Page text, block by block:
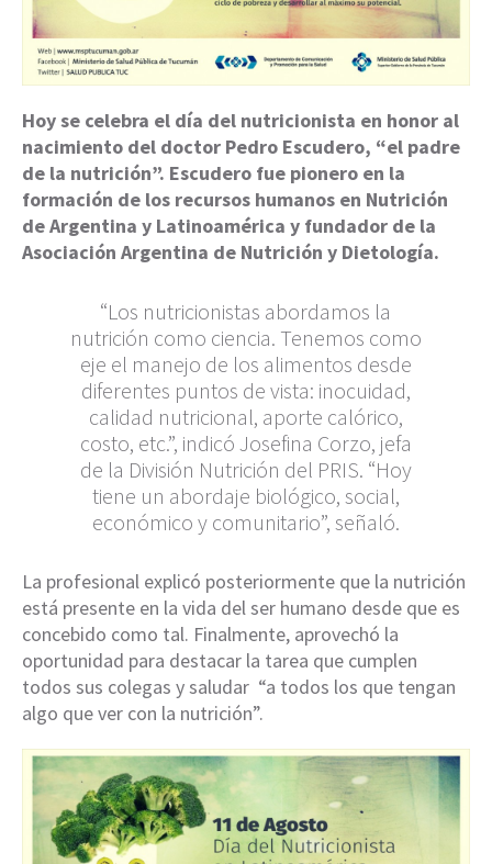
Hoy se celebra el día del nutricionista en honor al
nacimiento del doctor Pedro Escudero, “el padre
de la nutrición”. Escudero fue pionero en la
formación de los recursos humanos en Nutrición
de Argentina y Latinoamérica y fundador de la
Asociación Argentina de Nutrición y Dietología.
“Los nutricionistas abordamos la
nutrición como ciencia. Tenemos como
eje el manejo de los alimentos desde
diferentes puntos de vista: inocuidad,
calidad nutricional, aporte calórico,
costo, etc.”, indicó Josefina Corzo, jefa
de la División Nutrición del PRIS. “Hoy
tiene un abordaje biológico, social,
económico y comunitario”, señaló.
La profesional explicó posteriormente que la nutrición
está presente en la vida del ser humano desde que es
concebido como tal. Finalmente, aprovechó la
oportunidad para destacar la tarea que cumplen
todos sus colegas y saludar “a todos los que tengan
algo que ver con la nutrición”.